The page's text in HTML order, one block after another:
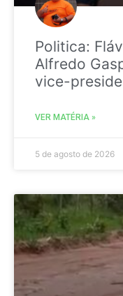
Politica:
Alfredo
vice-
VER MATÉRIA »
5 de agosto de 2026